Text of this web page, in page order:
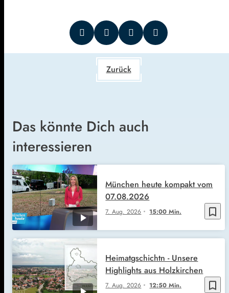
Zurück
Das könnte Dich auch
interessieren
bookmark_border
7. Aug. 2026 15:00 Min.
München heute kompakt vom
07.08.2026
bookmark_border
7. Aug. 2026 12:50 Min.
Heimatgschichtn - Unsere
Highlights aus Holzkirchen